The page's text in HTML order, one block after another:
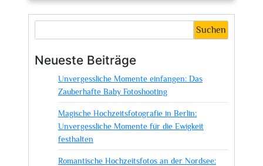
Die
Kunst
Helle
Suchen
Neueste Beiträge
Unvergessliche Momente einfangen: Das
Zauberhafte Baby Fotoshooting
Magische Hochzeitsfotografie in Berlin:
Unvergessliche Momente für die Ewigkeit
festhalten
Romantische Hochzeitsfotos an der Nordsee: